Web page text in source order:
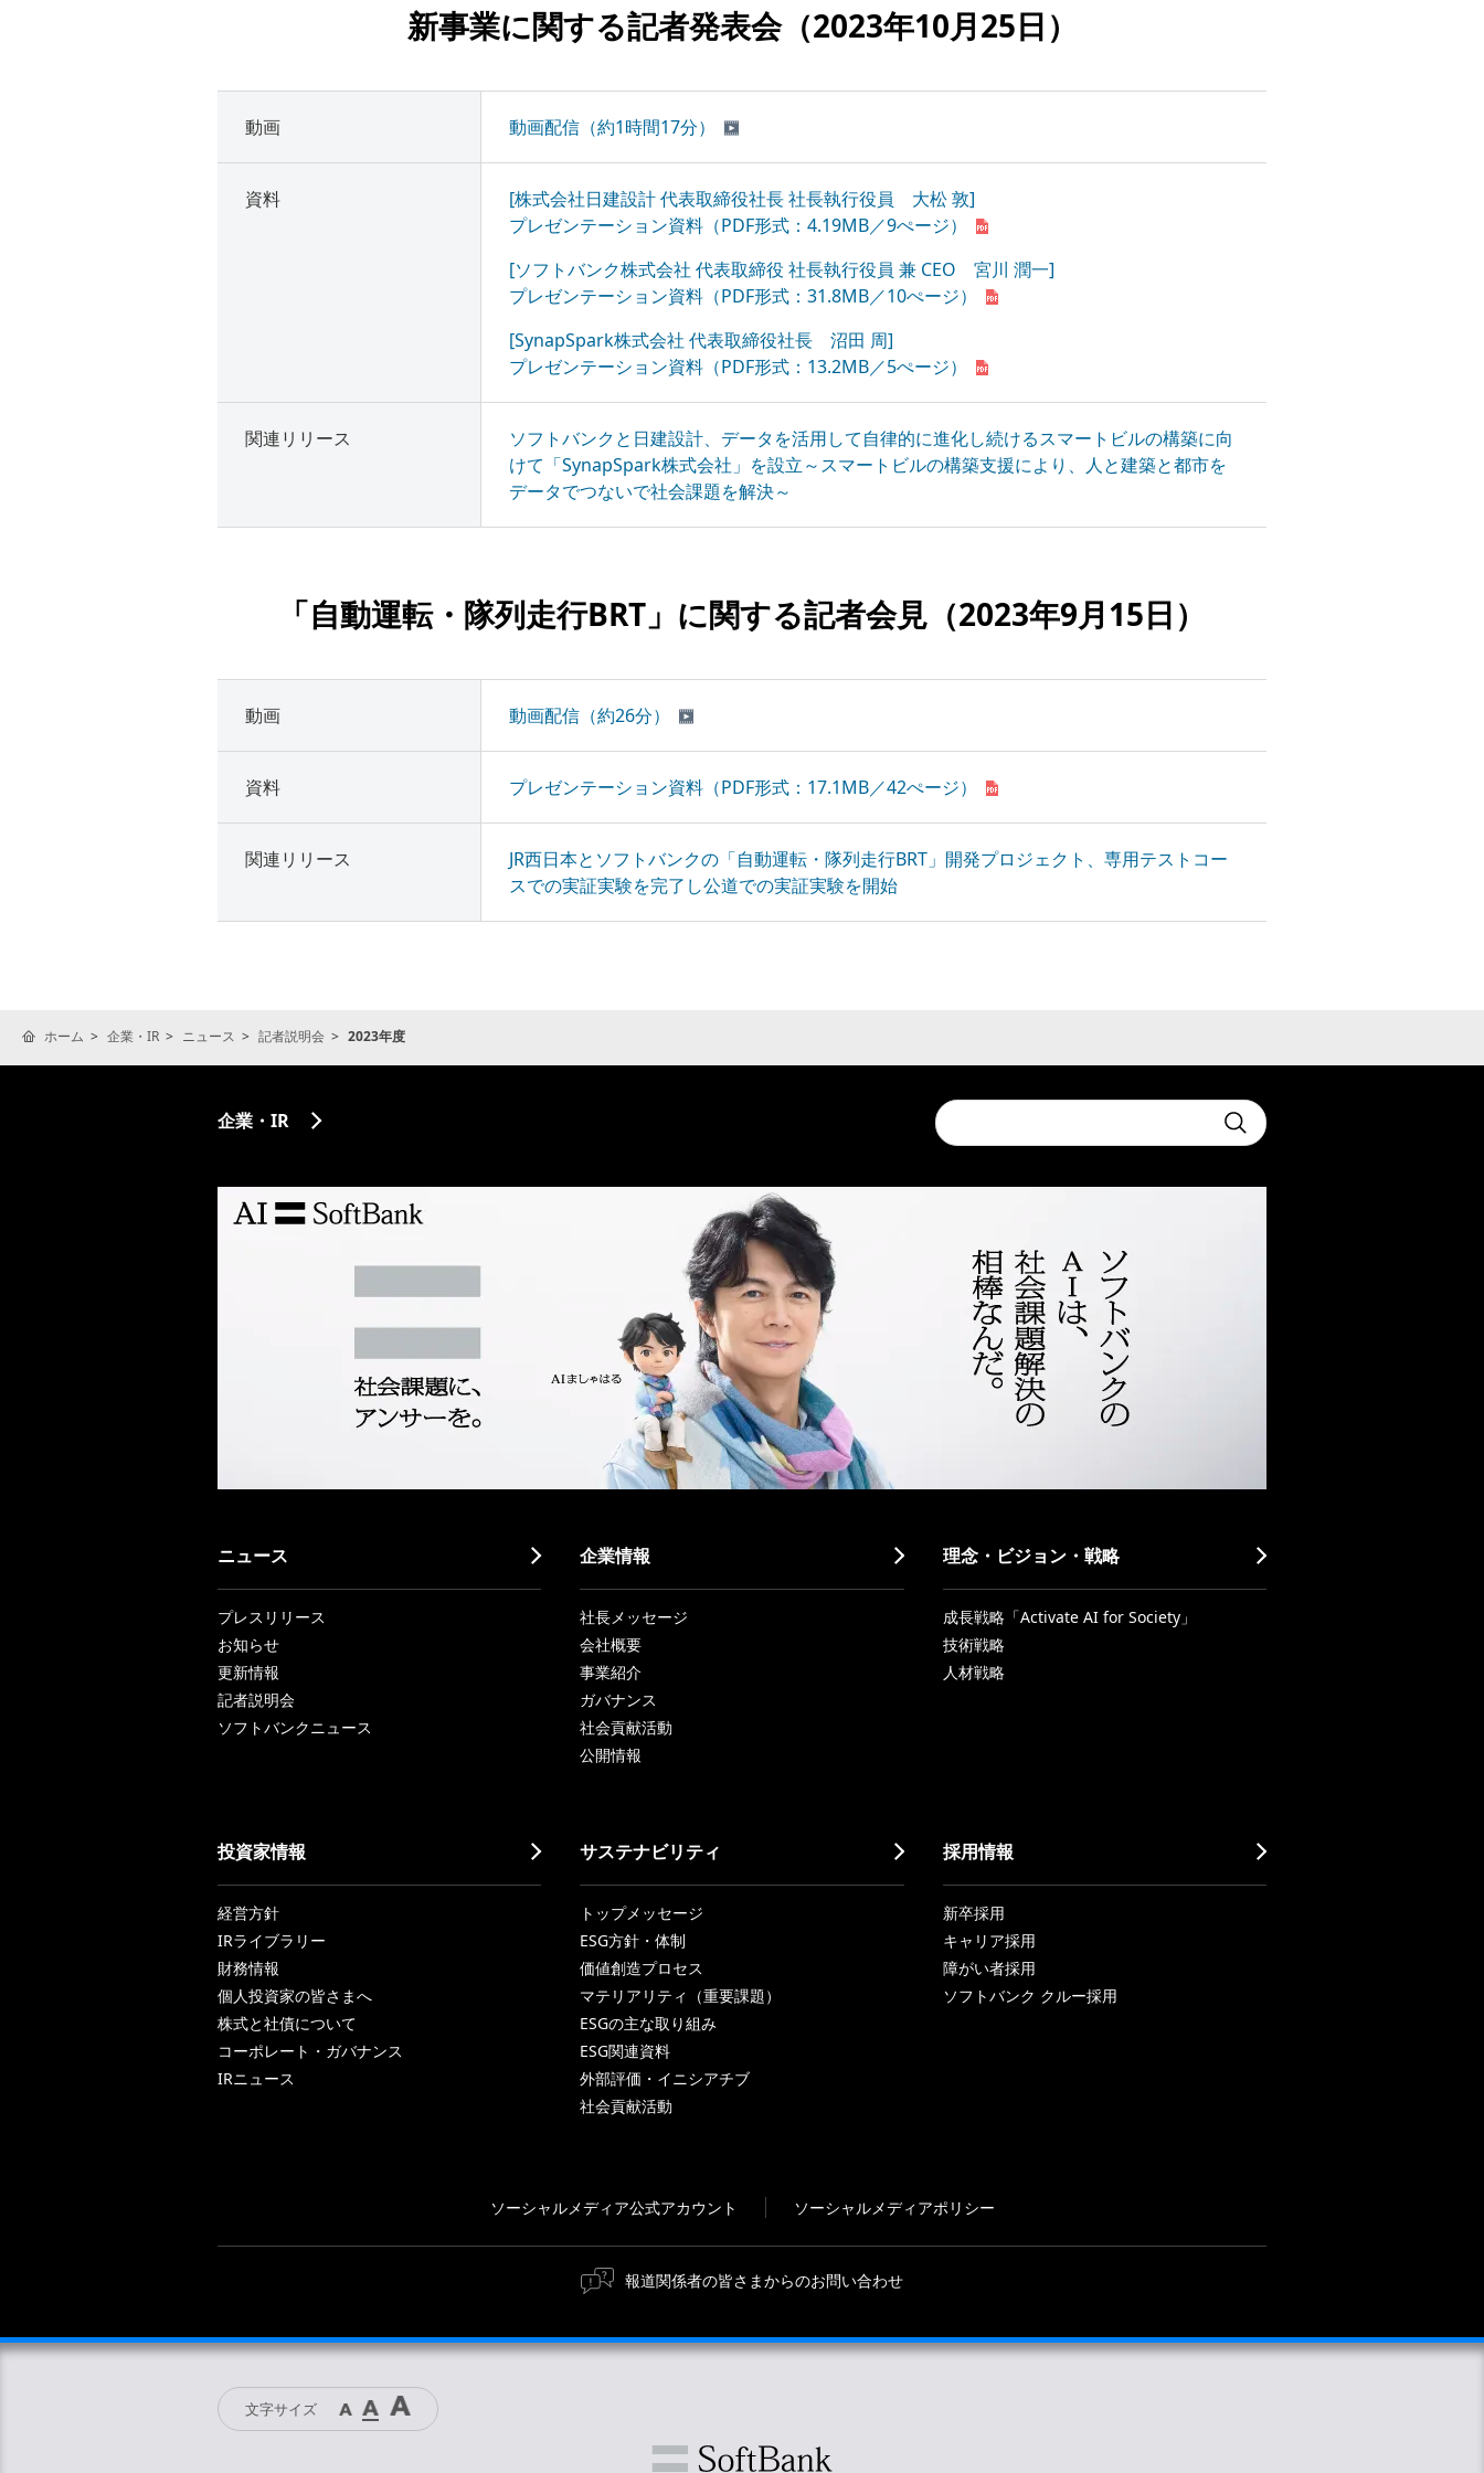
新事業に関する記者発表会（2023年10月25日）
動画 動画配信（約1時間17分）
資料
[株式会社日建設計 代表取締役社長 社長執行役員 大松 敦]
プレゼンテーション資料（PDF形式：4.19MB／9ぺージ）
[ソフトバンク株式会社 代表取締役 社長執行役員 兼 CEO 宮川 潤一]
プレゼンテーション資料（PDF形式：31.8MB／10ぺージ）
[SynapSpark株式会社 代表取締役社長 沼田 周]
プレゼンテーション資料（PDF形式：13.2MB／5ぺージ）
関連リリース
ソフトバンクと日建設計、データを活用して自律的に進化し続けるスマートビルの構築に向
けて「SynapSpark株式会社」を設立～スマートビルの構築支援により、人と建築と都市を
データでつないで社会課題を解決～
「自動運転・隊列走行BRT」に関する記者会見 （2023年9月15日）
動画 動画配信（約26分）
資料 プレゼンテーション資料（PDF形式：17.1MB／42ぺージ）
関連リリース
JR西日本とソフトバンクの「自動運転・隊列走行BRT」開発プロジェクト、専用テストコー
スでの実証実験を完了し公道での実証実験を開始
ホーム 企業・IR ニュース 記者説明会 2023年度
Conduct
a
search
Submit
企業・IR
ニュース
プレスリリース
お知らせ
更新情報
記者説明会
ソフトバンクニュース
企業情報
社長メッセージ
会社概要
事業紹介
ガバナンス
社会貢献活動
公開情報
理念・ビジョン・戦略
成長戦略「Activate AI for Society」
技術戦略
人材戦略
投資家情報
経営方針
IRライブラリー
財務情報
個人投資家の皆さまへ
株式と社債について
コーポレート・ガバナンス
IRニュース
サステナビリティ
トップメッセージ
ESG方針・体制
価値創造プロセス
マテリアリティ（重要課題）
ESGの主な取り組み
ESG関連資料
外部評価・イニシアチブ
社会貢献活動
採用情報
新卒採用
キャリア採用
障がい者採用
ソフトバンク クルー採用
ソーシャルメディア公式アカウント ソーシャルメディアポリシー
報道関係者の皆さまからのお問い合わせ
文字サイズ